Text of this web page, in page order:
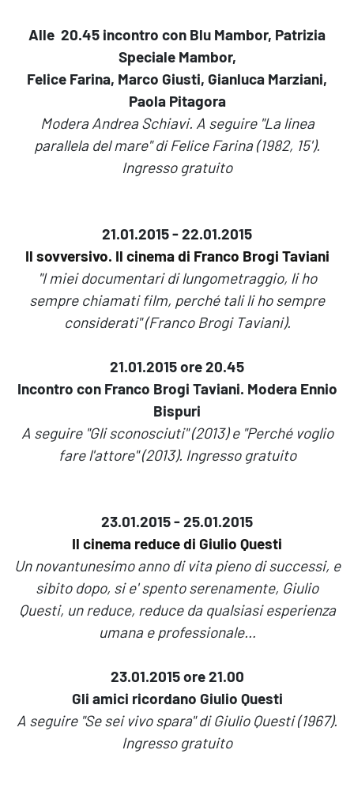
Alle 20.45 incontro con Blu Mambor, Patrizia
Speciale Mambor,
Felice Farina, Marco Giusti, Gianluca Marziani,
Paola Pitagora
Modera Andrea Schiavi. A seguire "La linea
parallela del mare" di Felice Farina (1982, 15').
Ingresso gratuito
21.01.2015 - 22.01.2015
Il sovversivo. Il cinema di Franco Brogi Taviani
"I miei documentari di lungometraggio, li ho
sempre chiamati film, perché tali li ho sempre
considerati" (Franco Brogi Taviani).
21.01.2015 ore 20.45
Incontro con Franco Brogi Taviani. Modera Ennio
Bispuri
A seguire "Gli sconosciuti" (2013) e "Perché voglio
fare l'attore" (2013). Ingresso gratuito
23.01.2015 - 25.01.2015
Il cinema reduce di Giulio Questi
Un novantunesimo anno di vita pieno di successi, e
sibito dopo, si e' spento serenamente, Giulio
Questi, un reduce, reduce da qualsiasi esperienza
umana e professionale…
23.01.2015 ore 21.00
Gli amici ricordano Giulio Questi
A seguire "Se sei vivo spara" di Giulio Questi (1967).
Ingresso gratuito